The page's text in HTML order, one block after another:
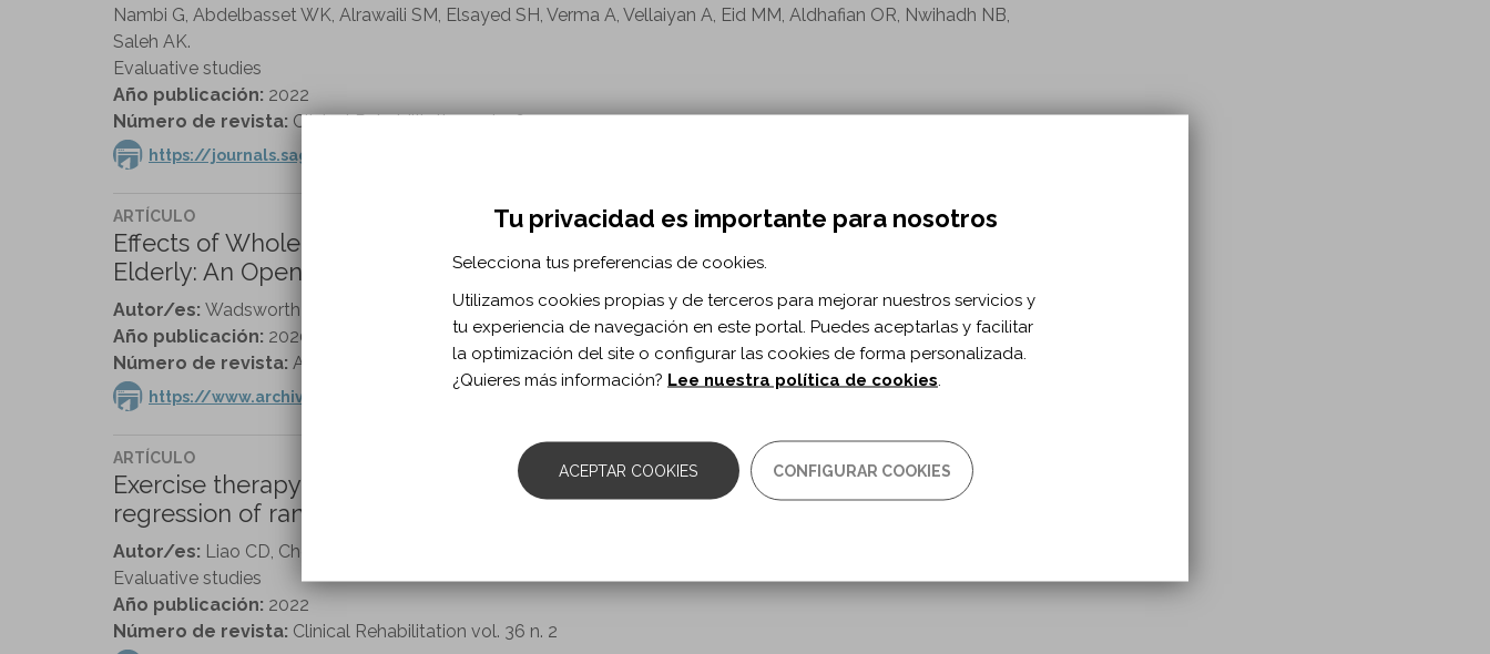
Nambi G, Abdelbasset WK, Alrawaili SM, Elsayed SH, Verma A, Vellaiyan A, Eid MM, Aldhafian OR, Nwihadh NB,
Saleh AK.
Evaluative studies
Año publicación: 2022
Número de revista: Clinical Rehabilitation vol. 36 n. 1
https://journals.sagepub.com/doi/full/10.1177/02692155211036956
ARTÍCULO
Effects of Whole-Body Vibration Training on the Physical Function of the Frail
Elderly: An Open, Randomized Controlled Trial.
Autor/es: Wadsworth D, Lark S.
Año publicación: 2020
Número de revista: Archives of Physical Medicine and Rehabilitation. vol. 101 n. 7
https://www.archives-pmr.org/article/S0003-9993(20)30144-1/fulltext
ARTÍCULO
Exercise therapy for sarcopenia in rheumatoid arthritis: A meta-analysis and meta-
regression of randomized controlled trials.
Autor/es: Liao CD, Chen HC, Huang SW, Liou TH.
Evaluative studies
Año publicación: 2022
Número de revista: Clinical Rehabilitation vol. 36 n. 2
Tu privacidad es importante para nosotros
Selecciona tus preferencias de cookies.
Utilizamos cookies propias y de terceros para mejorar nuestros servicios y
tu experiencia de navegación en este portal. Puedes aceptarlas y facilitar
la optimización del site o configurar las cookies de forma personalizada.
¿Quieres más información? Lee nuestra política de cookies
ACEPTAR COOKIES CONFIGURAR COOKIES